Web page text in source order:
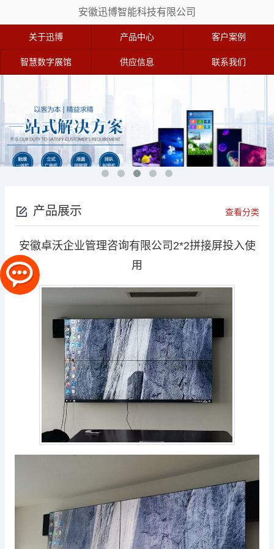
安徽迅博智能科技有限公司
关于迅博 产品中心 客户案例
智慧数字展馆 供应信息 联系我们
产品展示 查看分类
安徽卓沃企业管理咨询有限公司2*2拼接屏投入使
用